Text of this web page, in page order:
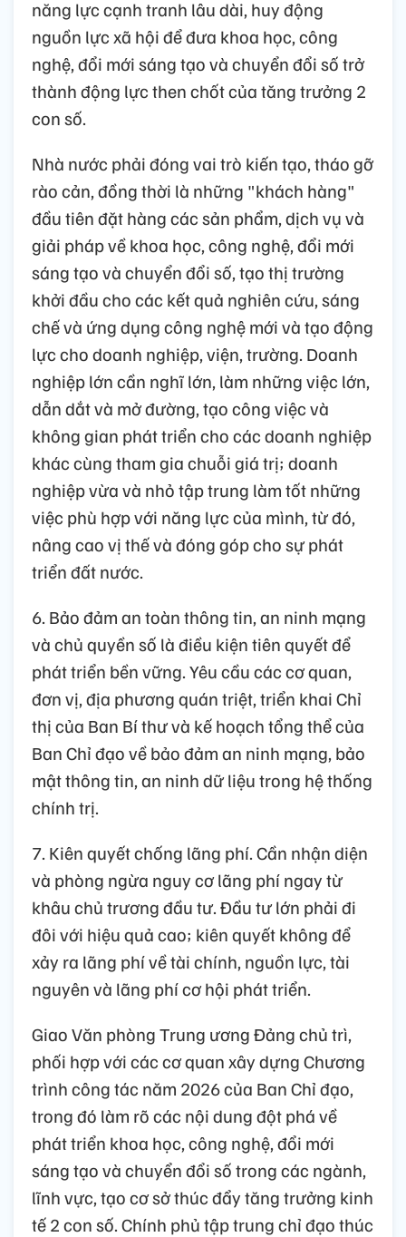
năng lực cạnh tranh lâu dài, huy động
nguồn lực xã hội để đưa khoa học, công
nghệ, đổi mới sáng tạo và chuyển đổi số trở
thành động lực then chốt của tăng trưởng 2
con số.
Nhà nước phải đóng vai trò kiến tạo, tháo gỡ
rào cản, đồng thời là những "khách hàng"
đầu tiên đặt hàng các sản phẩm, dịch vụ và
giải pháp về khoa học, công nghệ, đổi mới
sáng tạo và chuyển đổi số, tạo thị trường
khởi đầu cho các kết quả nghiên cứu, sáng
chế và ứng dụng công nghệ mới và tạo động
lực cho doanh nghiệp, viện, trường. Doanh
nghiệp lớn cần nghĩ lớn, làm những việc lớn,
dẫn dắt và mở đường, tạo công việc và
không gian phát triển cho các doanh nghiệp
khác cùng tham gia chuỗi giá trị; doanh
nghiệp vừa và nhỏ tập trung làm tốt những
việc phù hợp với năng lực của mình, từ đó,
nâng cao vị thế và đóng góp cho sự phát
triển đất nước.
6. Bảo đảm an toàn thông tin, an ninh mạng
và chủ quyền số là điều kiện tiên quyết để
phát triển bền vững. Yêu cầu các cơ quan,
đơn vị, địa phương quán triệt, triển khai Chỉ
thị của Ban Bí thư và kế hoạch tổng thể của
Ban Chỉ đạo về bảo đảm an ninh mạng, bảo
mật thông tin, an ninh dữ liệu trong hệ thống
chính trị.
7. Kiên quyết chống lãng phí. Cần nhận diện
và phòng ngừa nguy cơ lãng phí ngay từ
khâu chủ trương đầu tư. Đầu tư lớn phải đi
đôi với hiệu quả cao; kiên quyết không để
xảy ra lãng phí về tài chính, nguồn lực, tài
nguyên và lãng phí cơ hội phát triển.
Giao Văn phòng Trung ương Đảng chủ trì,
phối hợp với các cơ quan xây dựng Chương
trình công tác năm 2026 của Ban Chỉ đạo,
trong đó làm rõ các nội dung đột phá về
phát triển khoa học, công nghệ, đổi mới
sáng tạo và chuyển đổi số trong các ngành,
lĩnh vực, tạo cơ sở thúc đẩy tăng trưởng kinh
tế 2 con số. Chính phủ tập trung chỉ đạo thúc